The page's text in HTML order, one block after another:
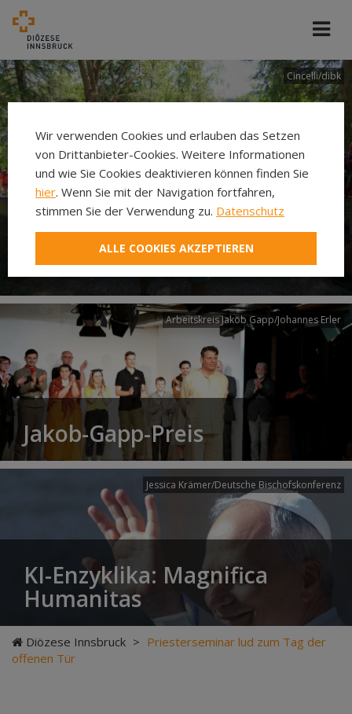
Cincelli/dibk
Neuer Pilgerweg Via
Laudato si’
Arbeitskreis Jakob Gapp/Johannes Erler
Jakob-Gapp-Preis
Jessica Krämer/Deutsche Bischofskonferenz
KI-Enzyklika: Magnifica
Humanitas
Diözese Innsbruck > Priesterseminar lud zum Tag der
offenen Tür
Wir verwenden Cookies und erlauben das Setzen
von Drittanbieter-Cookies. Weitere Informationen
und wie Sie Cookies deaktivieren können finden Sie
hier. Wenn Sie mit der Navigation fortfahren,
stimmen Sie der Verwendung zu. Datenschutz
ALLE COOKIES AKZEPTIEREN